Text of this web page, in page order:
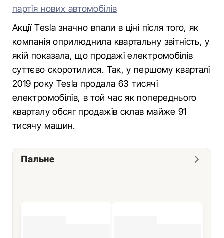
партія нових автомобілів
Акції Tesla значно впали в ціні після того, як
компанія оприлюднила квартальну звітність, у
якій показала, що продажі електромобілів
суттєво скоротилися. Так, у першому кварталі
2019 року Tesla продала 63 тисячі
електромобілів, в той час як попереднього
кварталу обсяг продажів склав майже 91
тисячу машин.
Пальне